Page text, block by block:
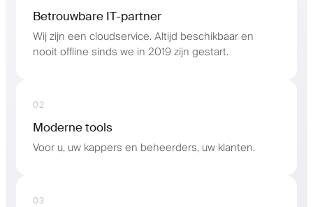
Betrouwbare IT-partner
Wij zijn een cloudservice. Altijd beschikbaar en
nooit offline sinds we in 2019 zijn gestart.
02
Moderne tools
Voor u, uw kappers en beheerders, uw klanten.
03